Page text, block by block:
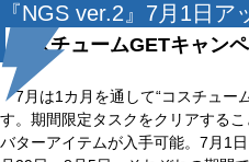
『NGS ver.2』7月1日
コスチュームGETキャン
7月は1カ月を通して“コスチュー
す。期間限定タスクをクリアする
バターアイテムが入手可能。7月1